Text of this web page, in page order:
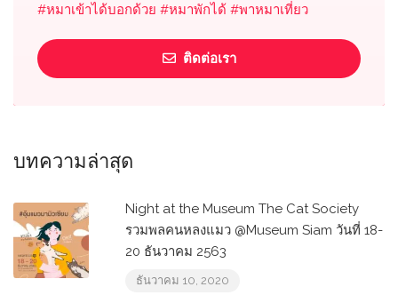
#หมาเข้าได้บอกด้วย #หมาพักได้ #พาหมาเที่ยว
ติดต่อเรา
บทความล่าสุด
Night at the Museum The Cat Society
รวมพลคนหลงแมว @Museum Siam วันที่ 18-
20 ธันวาคม 2563
ธันวาคม 10, 2020